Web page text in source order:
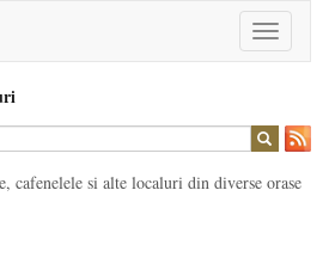
Toggle
navigation
cafenelele si alte localuri din diverse orase